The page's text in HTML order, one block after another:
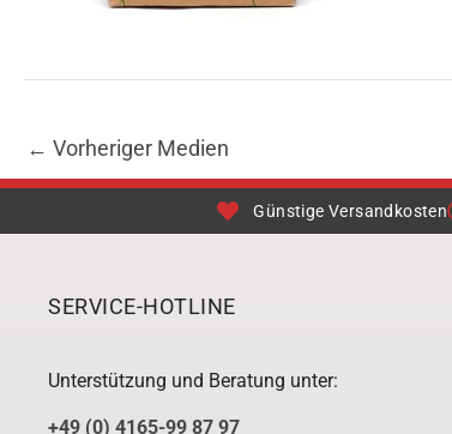
← Vorheriger Medien
Günstige Versandkosten
SERVICE-HOTLINE
Unterstützung und Beratung unter:
+49 (0) 4165-99 87 97